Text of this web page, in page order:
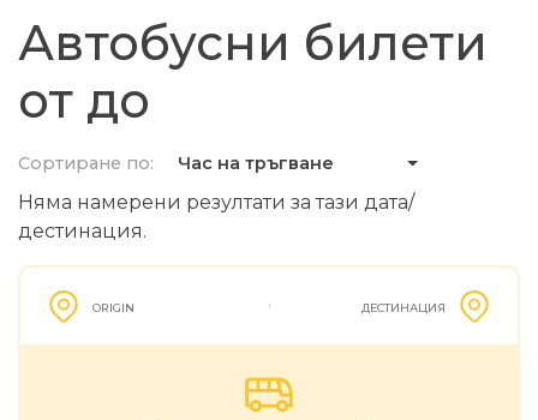
Автобусни билети
от до
Сортиране по: Час на тръгване
Няма намерени резултати за тази дата/
дестинация.
ORIGIN ДЕСТИНАЦИЯ